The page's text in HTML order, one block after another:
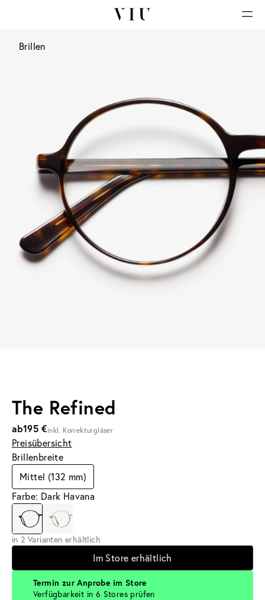
Brillen
The Refined
ab195 €inkl. Korrekturgläser
Preisübersicht
Brillenbreite
Mittel (132 mm)
Farbe: Dark Havana
in 2 Varianten erhältlich
Im Store erhältlich
Termin zur Anprobe im Store
Verfügbarkeit in 6 Stores prüfen